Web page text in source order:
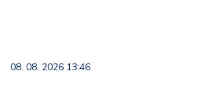
08. 08. 2026 13:46